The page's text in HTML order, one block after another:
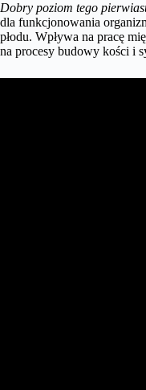
Dobry poziom tego
dla funkcjonowania
płodu. Wpływa na pracę
na procesy budowy kości i